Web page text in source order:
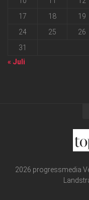
17
18 19
24
25 26
31
« Juli
2026 progressmedia